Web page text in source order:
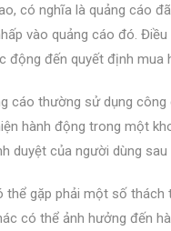
có nghĩa là quảng cáo
vào quảng cáo đó.
đến quyết định mua
cáo thường sử dụng
hành động trong một
của người dùng sau
gặp phải một số
có thể ảnh hưởng đến